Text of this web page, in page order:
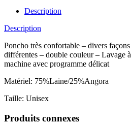
Description
Description
Poncho très confortable – divers
différentes – double couleur – Lavage
machine avec programme délicat
Matériel: 75%Laine/25%Angora
Taille: Unisex
Produits connexes